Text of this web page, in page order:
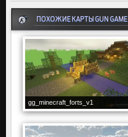
ПОХОЖИЕ КАРТЫ GUN GAME
gg_minecraft_forts_v1